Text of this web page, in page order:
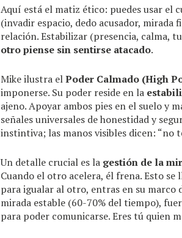
Aquí está el matiz ético: puedes usar
(invadir espacio, dedo acusador, mirada
relación. Estabilizar (presencia, calma,
otro piense sin sentirse atacado.
Mike ilustra elPoder Calmado (High
imponerse. Su poder reside en la
ajeno. Apoyar ambos pies en el suelo y
señales universales de honestidad y
instintiva; las manos visibles dicen: “no
Un detalle crucial es la gestión de la
Cuando el otro acelera, él frena. Esto se
para igualar al otro, entras en su
mirada estable (60-70% del tiempo),
para poder comunicarse. Eres tú quien